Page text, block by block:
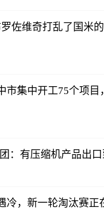
佐维奇打乱了国米
市集中开工75个项目
：有压缩机产品出
冷，新一轮淘汰赛正